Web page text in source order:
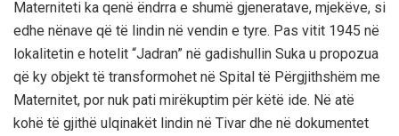
Materniteti ka qenë ëndrra e shumë gjeneratave, mjekëve, si
edhe nënave që të lindin në vendin e tyre. Pas vitit 1945 në
lokalitetin e hotelit “Jadran” në gadishullin Suka u propozua
që ky objekt të transformohet në Spital të Përgjithshëm me
Maternitet, por nuk pati mirëkuptim për këtë ide. Në atë
kohë të gjithë ulqinakët lindin në Tivar dhe në dokumentet